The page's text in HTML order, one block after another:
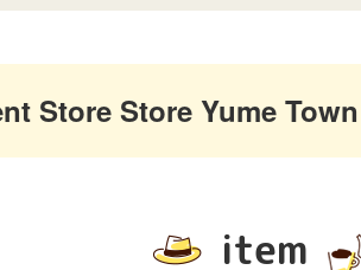
Store Store Yume
item